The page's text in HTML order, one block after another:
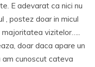
E adevarat ca nici nu
, postez doar in micul
majoritatea vizitelor…..
doar daca apare un
cunoscut cateva